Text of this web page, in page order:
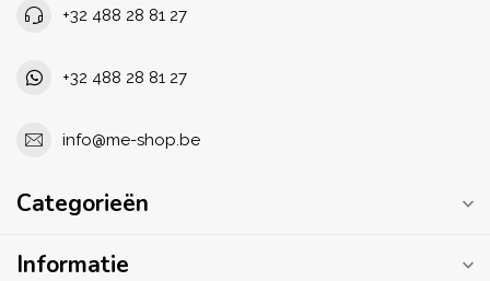
+32 488 28 81 27
+32 488 28 81 27
info@me-shop.be
Categorieën
Informatie